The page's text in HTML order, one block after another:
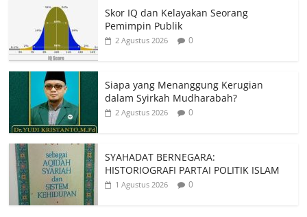
Skor IQ dan Kelayakan Seorang
Pemimpin Publik
2 Agustus 2026 0
Siapa yang Menanggung Kerugian
dalam Syirkah Mudharabah?
2 Agustus 2026 0
SYAHADAT BERNEGARA:
HISTORIOGRAFI PARTAI POLITIK ISLAM
1 Agustus 2026 0